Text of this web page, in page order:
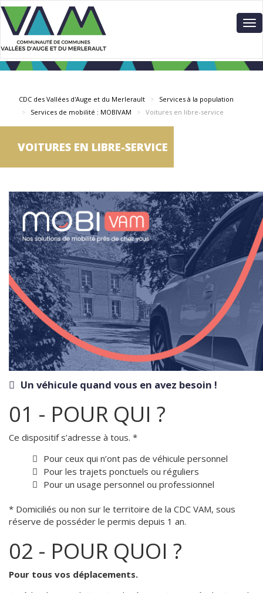
Aller
au
contenu
principal
CDC des Vallées d'Auge et du Merlerault
Services à la population
Services de mobilité : MOBIVAM
Voitures en libre-service
VOITURES EN LIBRE-SERVICE
Un véhicule quand vous en avez besoin !
01 - POUR QUI ?
Ce dispositif s’adresse à tous. *
Pour ceux qui n’ont pas de véhicule personnel
Pour les trajets ponctuels ou réguliers
Pour un usage personnel ou professionnel
* Domiciliés ou non sur le territoire de la CDC VAM, sous
réserve de posséder le permis depuis 1 an.
02 - POUR QUOI ?
Pour tous vos déplacements.
Panneau de gestion des cookies